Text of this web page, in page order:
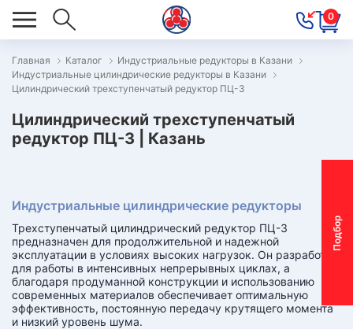
0
П
о
д
б
о
р
м
о
т
о
р
-
р
е
д
у
к
т
о
р
Главная Каталог
Индустриальные редукторы в Казани
Индустриальные цилиндрические редукторы в Казани
Цилиндрический трехступенчатый редуктор ПЦ-3
Цилиндрический трехступенчатый
редуктор ПЦ-3 | Казань
Индустриальные цилиндрические редукторы
Трехступенчатый цилиндрический редуктор ПЦ-3
предназначен для продолжительной и надежной
эксплуатации в условиях высоких нагрузок. Он разработан
для работы в интенсивных непрерывных циклах, а
благодаря продуманной конструкции и использованию
современных материалов обеспечивает оптимальную
эффективность, постоянную передачу крутящего момента
и низкий уровень шума.